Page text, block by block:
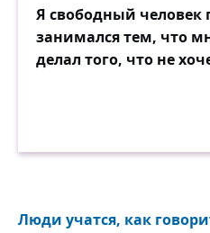
Я свободный человек
занимался тем, что
делал того, что не
Люди учатся, как